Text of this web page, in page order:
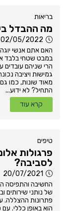
בריאות
מה ההבדל
02/05/2022
האם אתם אנשי
במבט שטחי בלבד
הרי שניהם עובדים
גמישות ויציבה
מאוד שונות, כמו
התחיל? לא ידוע...
קרא עוד
טיפים
פרגולות
לסביבה?
20/07/2021
החשיבה והתפיסה
של נותני שירותים
פתרונות ההצללה.
הוא באופן כללי.